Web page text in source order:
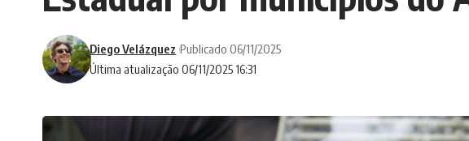
Última atualização 06/11/2025 16:31
Diego Velázquez Publicado 06/11/2025